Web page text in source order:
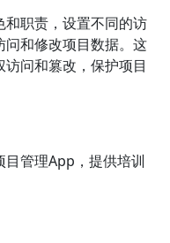
职责，设置不同的访
问和修改项目数据。这
问和篡改，保护项目
管理App，提供培训